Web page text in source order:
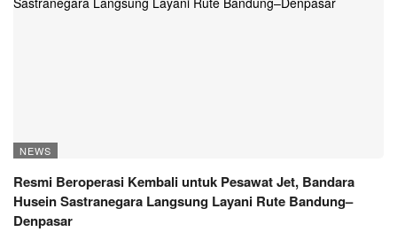
NEWS
Resmi Beroperasi Kembali untuk Pesawat Jet, Bandara
Husein Sastranegara Langsung Layani Rute Bandung–
Denpasar